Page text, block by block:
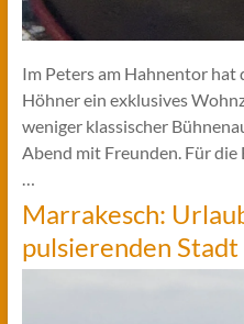
Im Peters am Hahnentor
Höhner ein exklusives
weniger klassischer
Abend mit Freunden. Für
…
Marrakesch:
pulsierenden Stadt